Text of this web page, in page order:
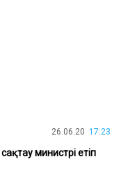
26.06.20 17:23
министрі етіп